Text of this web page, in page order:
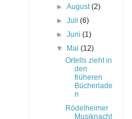
►August(2)
►Juli(6)
►Juni(1)
▼ Mai(12)
Ortells zieht in
den
früheren
Bücherlade
n
Rödelheimer
Musiknacht